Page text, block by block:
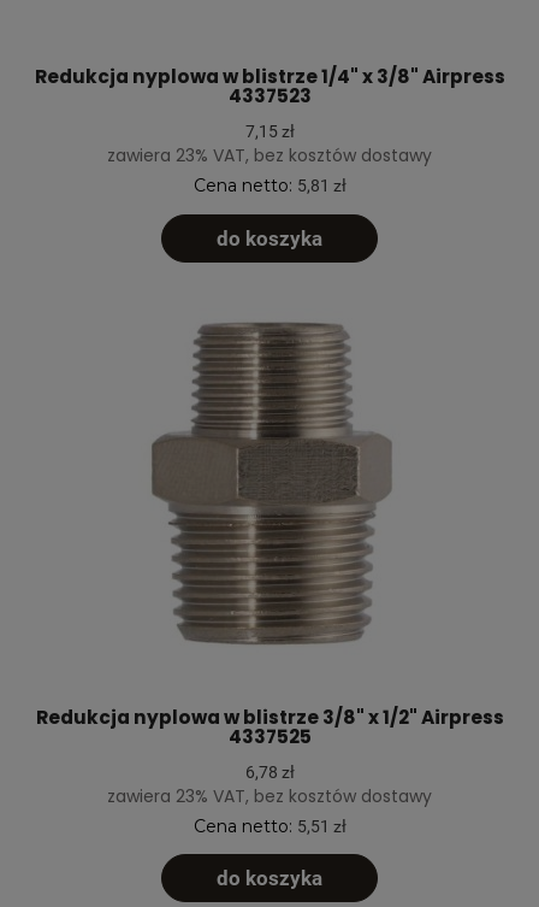
Redukcja nyplowa w blistrze 1/4" x 3/8" Airpress
4337523
7,15 zł
zawiera 23% VAT, bez kosztów dostawy
Cena netto: 5,81 zł
do koszyka
Redukcja nyplowa w blistrze 3/8" x 1/2" Airpress
4337525
6,78 zł
zawiera 23% VAT, bez kosztów dostawy
Cena netto: 5,51 zł
do koszyka